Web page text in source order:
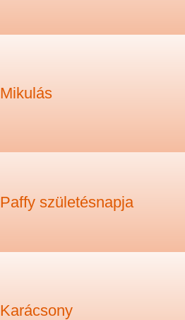
Mikulás
Paffy születésnapja
Karácsony